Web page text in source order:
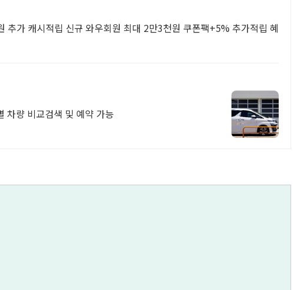
추가 캐시적립 신규 와우회원 최대 2만3천원 쿠폰팩+5% 추가적립 혜
차량 비교검색 및 예약 가능